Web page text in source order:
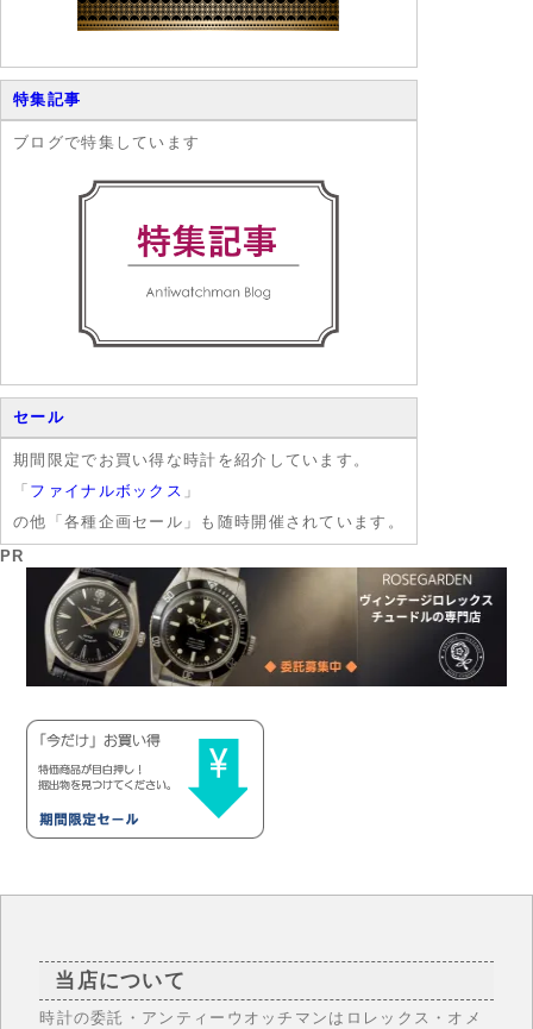
特集記事
ブログで特集しています
セール
期間限定でお買い得な時計を紹介しています。
「 ファイナルボックス 」
の他「各種企画セール」も随時開催されています。
PR
当店について
時計の委託・アンティーウオッチマンはロレックス・オメ